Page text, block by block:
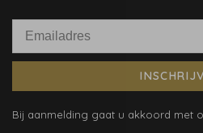
Bij aanmelding gaat u akkoord met